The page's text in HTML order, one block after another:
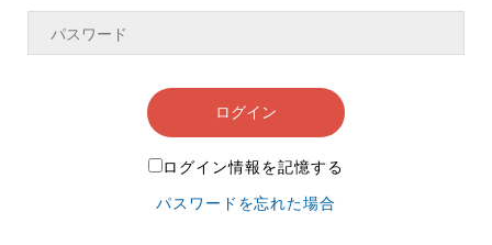
ログイン
ログイン情報を記憶する
パスワードを忘れた場合